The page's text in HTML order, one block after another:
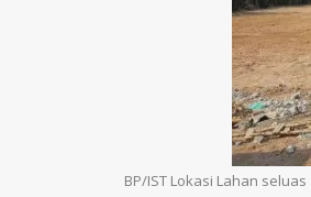
BP/IST Lokasi Lahan